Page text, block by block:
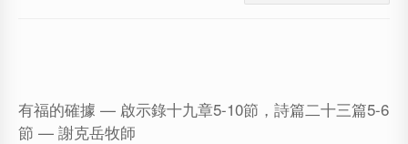
有福的確據 — 啟示錄十九章5-10節，詩篇二十三篇5-6
節 — 謝克岳牧師